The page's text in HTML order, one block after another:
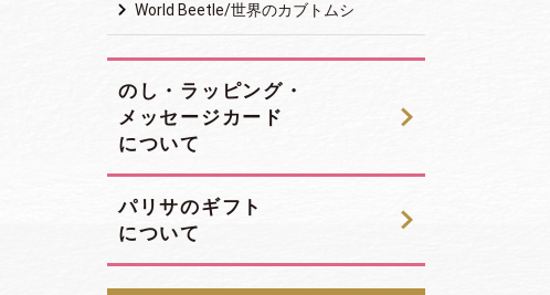
World Beetle/世界のカブトムシ
のし・ラッピング・
メッセージカード
について
パリサのギフト
について